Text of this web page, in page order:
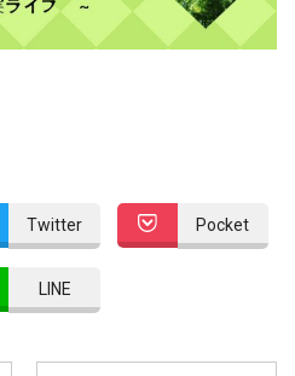
Twitter Pocket
LINE